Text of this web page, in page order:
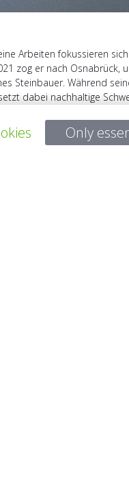
Arbeiten fokussieren
zog er nach Osnabrück,
Steinbauer. Während
dabei nachhaltige
Only